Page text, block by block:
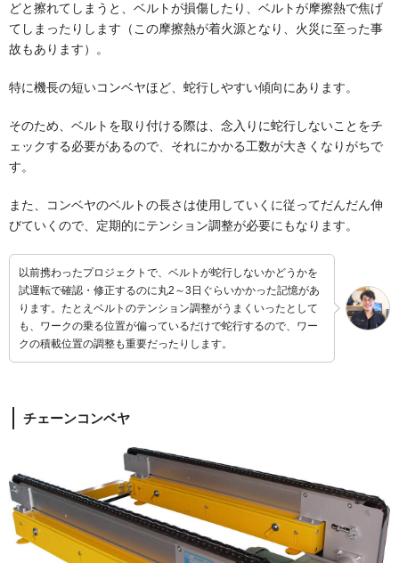
どと擦れてしまうと、ベルトが損傷したり、ベルトが摩擦熱で焦げ
てしまったりします（この摩擦熱が着火源となり、火災に至った事
故もあります）。
特に機長の短いコンベヤほど、蛇行しやすい傾向にあります。
そのため、ベルトを取り付ける際は、念入りに蛇行しないことをチ
ェックする必要があるので、それにかかる工数が大きくなりがちで
す。
また、コンベヤのベルトの長さは使用していくに従ってだんだん伸
びていくので、定期的にテンション調整が必要にもなります。
以前携わったプロジェクトで、ベルトが蛇行しないかどうかを
試運転で確認・修正するのに丸2～3日ぐらいかかった記憶があ
ります。たとえベルトのテンション調整がうまくいったとして
も、ワークの乗る位置が偏っているだけで蛇行するので、ワー
クの積載位置の調整も重要だったりします。
チェーンコンベヤ